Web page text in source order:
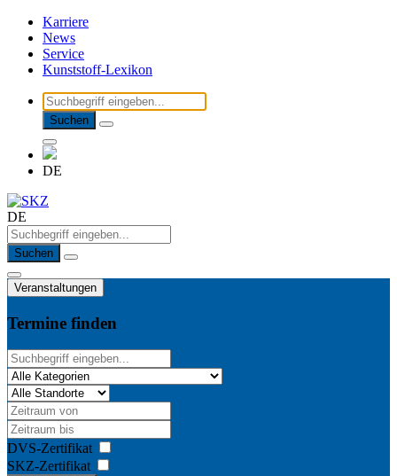
Karriere
News
Service
Kunststoff-Lexikon
Suchen
DE
DE
Suchen
Veranstaltungen
Termine finden
DVS-Zertifikat
SKZ-Zertifikat